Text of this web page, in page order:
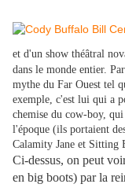
et d'un show théâtral
dans le monde entier.
mythe du Far Ouest tel
exemple, c'est lui qui a
chemise du cow-boy,
l'époque (ils portaient
Calamity Jane et Sitting
Ci-dessus, on peut
en big boots) par la